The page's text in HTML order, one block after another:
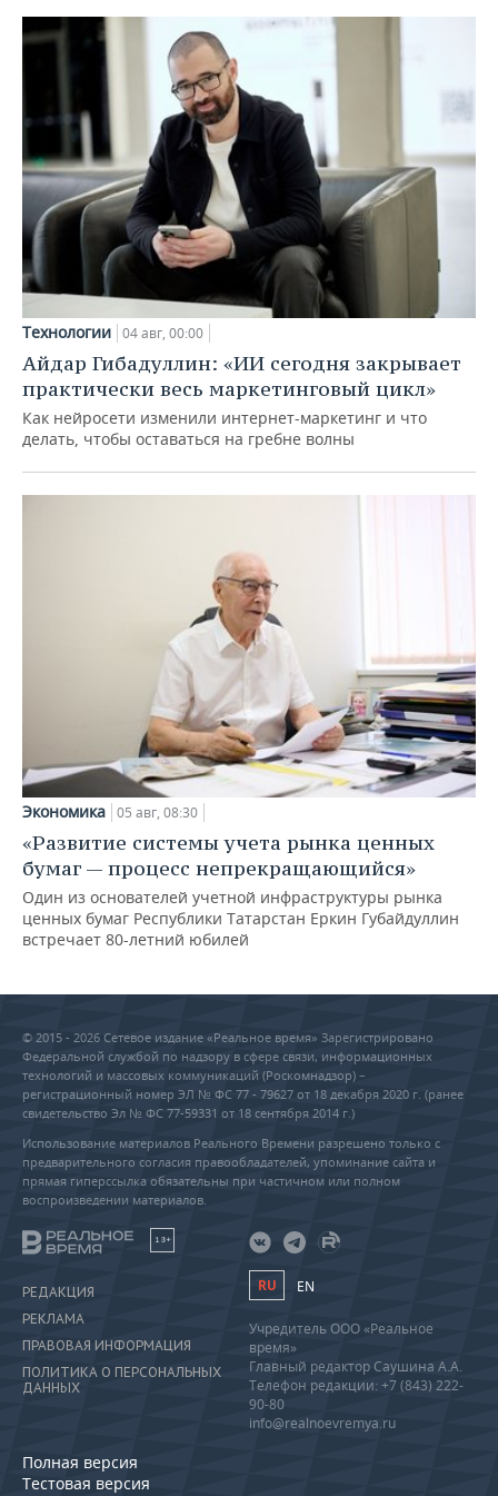
Технологии 04 авг, 00:00
Айдар Гибадуллин: «ИИ сегодня закрывает
практически весь маркетинговый цикл»
Как нейросети изменили интернет-маркетинг и что
делать, чтобы оставаться на гребне волны
Экономика 05 авг, 08:30
«Развитие системы учета рынка ценных
бумаг — процесс непрекращающийся»
Один из основателей учетной инфраструктуры рынка
ценных бумаг Республики Татарстан Еркин Губайдуллин
встречает 80-летний юбилей
© 2015 - 2026 Сетевое издание «Реальное время» Зарегистрировано
Федеральной службой по надзору в сфере связи, информационных
технологий и массовых коммуникаций (Роскомнадзор) –
регистрационный номер ЭЛ № ФС 77 - 79627 от 18 декабря 2020 г. (ранее
свидетельство Эл № ФС 77-59331 от 18 сентября 2014 г.)
Использование материалов Реального Времени разрешено только с
предварительного согласия правообладателей, упоминание сайта и
прямая гиперссылка обязательны при частичном или полном
воспроизведении материалов.
18+
РЕДАКЦИЯ
РЕКЛАМА
ПРАВОВАЯ ИНФОРМАЦИЯ
ПОЛИТИКА О ПЕРСОНАЛЬНЫХ
ДАННЫХ
Полная версия
Тестовая версия
RU EN
Учредитель ООО «Реальное
время»
Главный редактор Саушина А.А.
Телефон редакции: +7 (843) 222-
90-80
info@realnoevremya.ru